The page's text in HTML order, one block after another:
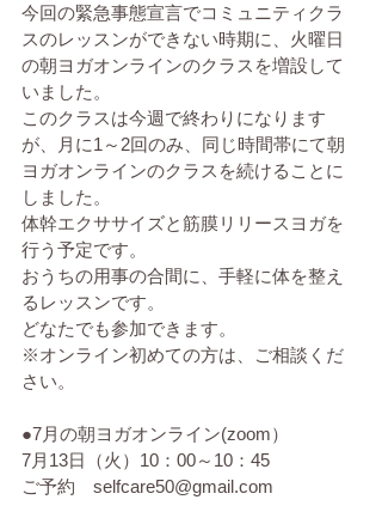
今回の緊急事態宣言でコミュニティクラ
スのレッスンができない時期に、火曜日
の朝ヨガオンラインのクラスを増設して
いました。
このクラスは今週で終わりになります
が、月に1～2回のみ、同じ時間帯にて朝
ヨガオンラインのクラスを続けることに
しました。
体幹エクササイズと筋膜リリースヨガを
行う予定です。
おうちの用事の合間に、手軽に体を整え
るレッスンです。
どなたでも参加できます。
※オンライン初めての方は、ご相談くだ
さい。
●7月の朝ヨガオンライン(zoom）
7月13日（火）10：00～10：45
ご予約　selfcare50@gmail.com